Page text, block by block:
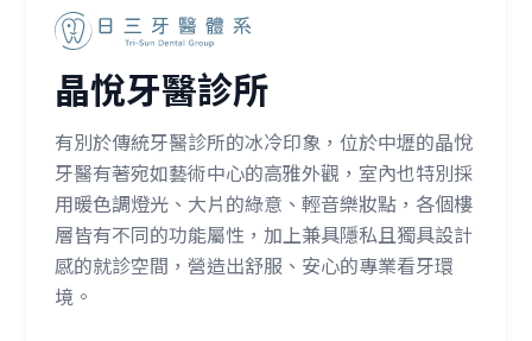
晶悅牙醫診所
有別於傳統牙醫診所的冰冷印象，位於中壢的晶悅
牙醫有著宛如藝術中心的高雅外觀，室內也特別採
用暖色調燈光、大片的綠意、輕音樂妝點，各個樓
層皆有不同的功能屬性，加上兼具隱私且獨具設計
感的就診空間，營造出舒服、安心的專業看牙環
境。